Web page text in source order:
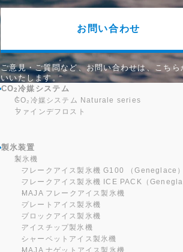
お問い合わせ
ご意見・ご質問など、お問い合わせは、こちら
いいたします。
CO2冷媒システム
CO₂冷媒システム Naturale series
ファインデフロスト
製氷装置
製氷機
フレークアイス製氷機 G100 （Geneglace）
フレークアイス製氷機 ICE PACK（
MAJA フレークアイス製氷機
プレートアイス製氷機
ブロックアイス製氷機
アイスチップ製氷機
シャーベットアイス製氷機
MAJA ナゲットアイス製氷機